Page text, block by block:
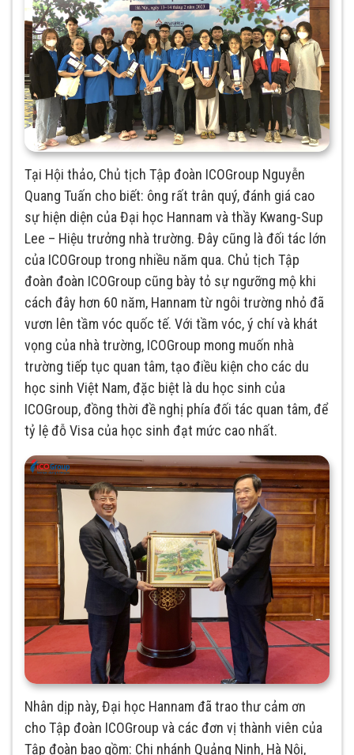
Tại Hội thảo, Chủ tịch Tập đoàn ICOGroup Nguyễn
Quang Tuấn cho biết: ông rất trân quý, đánh giá cao
sự hiện diện của Đại học Hannam và thầy Kwang-Sup
Lee – Hiệu trưởng nhà trường. Đây cũng là đối tác lớn
của ICOGroup trong nhiều năm qua. Chủ tịch Tập
đoàn đoàn ICOGroup cũng bày tỏ sự ngưỡng mộ khi
cách đây hơn 60 năm, Hannam từ ngôi trường nhỏ đã
vươn lên tầm vóc quốc tế. Với tầm vóc, ý chí và khát
vọng của nhà trường, ICOGroup mong muốn nhà
trường tiếp tục quan tâm, tạo điều kiện cho các du
học sinh Việt Nam, đặc biệt là du học sinh của
ICOGroup, đồng thời đề nghị phía đối tác quan tâm, để
tỷ lệ đỗ Visa của học sinh đạt mức cao nhất.
Nhân dịp này, Đại học Hannam đã trao thư cảm ơn
cho Tập đoàn ICOGroup và các đơn vị thành viên của
Tập đoàn bao gồm: Chi nhánh Quảng Ninh, Hà Nội,